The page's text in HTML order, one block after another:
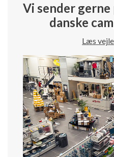
Vi sender
danske
Læs